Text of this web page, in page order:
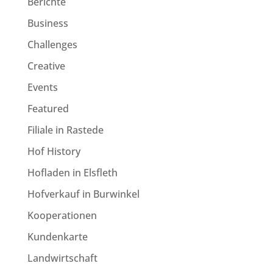
Business
Challenges
Creative
Events
Featured
Filiale in Rastede
Hof History
Hofladen in Elsfleth
Hofverkauf in Burwinkel
Kooperationen
Kundenkarte
Landwirtschaft